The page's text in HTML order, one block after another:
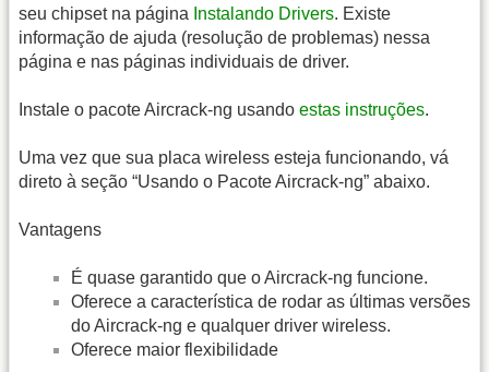
seu chipset na página Instalando Drivers. Existe
informação de ajuda (resolução de problemas) nessa
página e nas páginas individuais de driver.
Instale o pacote Aircrack-ng usando estas instruções.
Uma vez que sua placa wireless esteja funcionando, vá
direto à seção “Usando o Pacote Aircrack-ng” abaixo.
Vantagens
É quase garantido que o Aircrack-ng funcione.
Oferece a característica de rodar as últimas versões
do Aircrack-ng e qualquer driver wireless.
Oferece maior flexibilidade